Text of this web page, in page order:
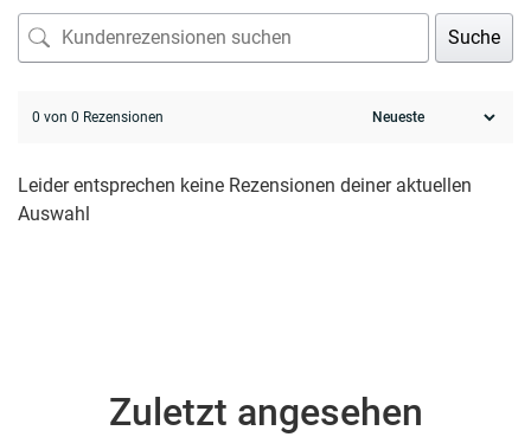
Suche
0 von 0 Rezensionen
Leider entsprechen keine Rezensionen deiner aktuellen
Auswahl
Zuletzt angesehen